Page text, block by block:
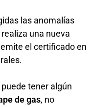
las anomalías
una nueva
el certificado en
tener algún
de gas, no